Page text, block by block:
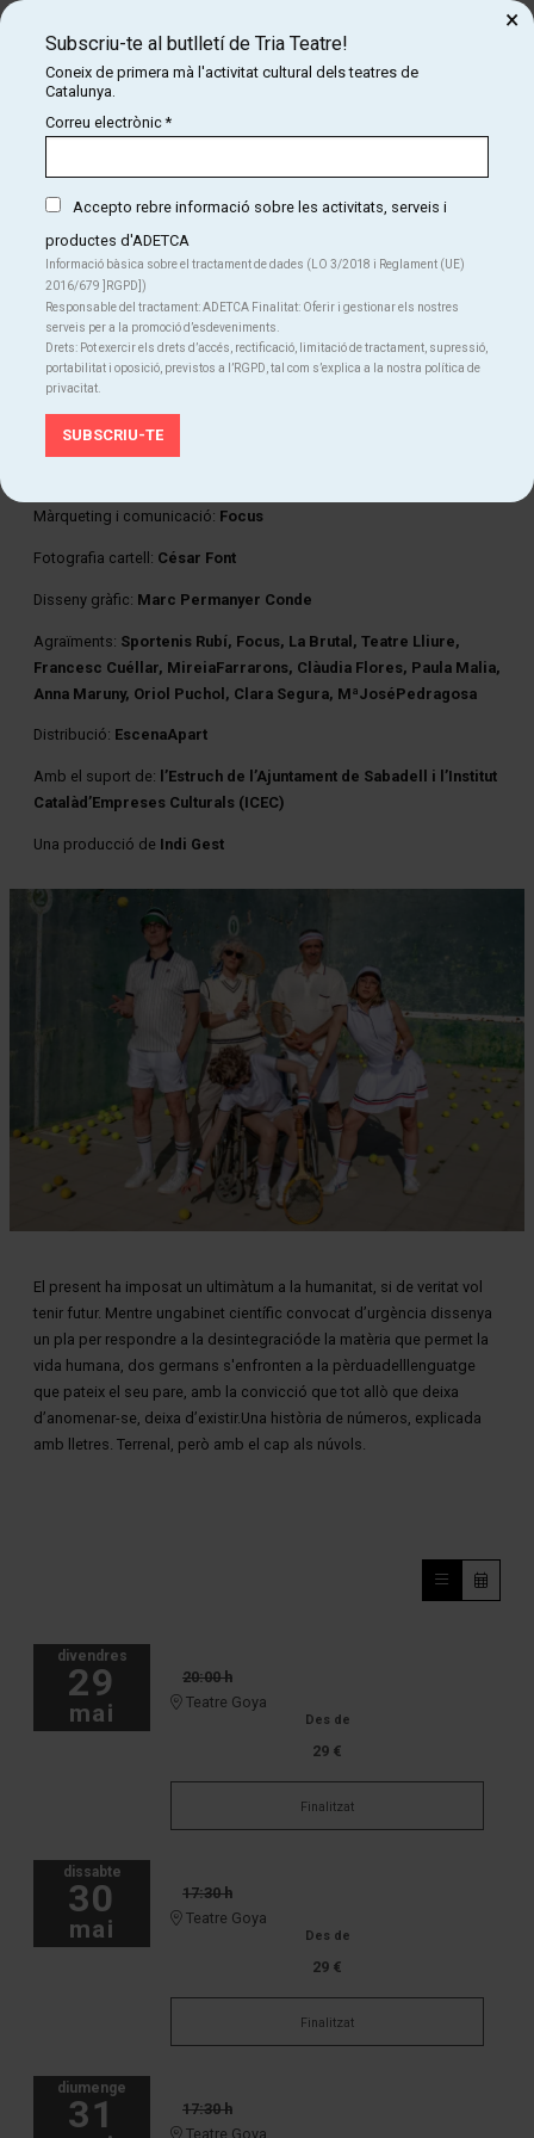
Equip gestió Indi Gest:Marc Permanyer Conde i Manon
Almellones Descharrois
Ajudant de direcció:
Ajudant de producció:Lluís Victory Cirer
Regidoria:Ruben Ametllé Gutiérrez i Camille Latron i Llorens
Cap tècnic del teatre:
Tècnica del teatre:Eva Rotllán
Construcció d’escenografia: Pascualin Estructures i Ou
Casa de Barrets
Màrqueting i comunicació: Focus
Fotografia cartell: César Font
Disseny gràfic: Marc Permanyer Conde
Agraïments: Sportenis Rubí, Focus, La Brutal, Teatre Lliure,
Francesc Cuéllar, MireiaFarrarons, Clàudia Flores, Paula Malia,
Anna Maruny, Oriol Puchol, Clara Segura, MªJoséPedragosa
Distribució: EscenaApart
Amb el suport de: l’Estruch de l’Ajuntament de Sabadell i l’Institut
Catalàd’Empreses Culturals (ICEC)
Una producció de Indi Gest
El present ha imposat un ultimàtum a la humanitat, si de veritat vol
tenir futur. Mentre ungabinet científic convocat d’urgència dissenya
un pla per respondre a la desintegracióde la matèria que permet la
vida humana, dos germans s'enfronten a la pèrduadelllenguatge
que pateix el seu pare, amb la convicció que tot allò que deixa
d’anomenar-se, deixa d’existir.Una història de números, explicada
amb lletres. Terrenal, però amb el cap als núvols.
divendres
29
mai
20:00 h
Teatre Goya
Des de
29 €
Finalitzat
dissabte
30
mai
17:30 h
Teatre Goya
Des de
29 €
Finalitzat
diumenge
31
17:30 h
Teatre Goya
Subscriu-te al butlletí de Tria Teatre!
Coneix de primera mà l'activitat cultural dels teatres de
Catalunya.
Correu electrònic*
Accepto rebre informació sobre les activitats, serveis i
productes d'ADETCA
Informació bàsica sobre el tractament de dades (LO 3/2018 i Reglament (UE)
2016/679 ]RGPD])
Responsable del tractament: ADETCA Finalitat: Oferir i gestionar els nostres
serveis per a la promoció d’esdeveniments.
Drets: Pot exercir els drets d’accés, rectificació, limitació de tractament, supressió,
portabilitat i oposició, previstos a l’RGPD, tal com s’explica a la nostra política de
privacitat.
×